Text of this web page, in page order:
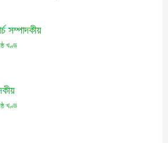
সম্পাদকীয়
খণ্ড
খণ্ড